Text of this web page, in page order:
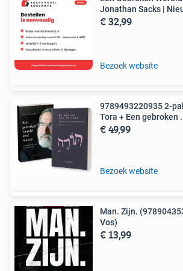
Jonathan Sacks |
€ 32,99
Bezoek website
9789493220935 2-
Tora + Een gebroken
€ 49,99
Bezoek website
Man. Zijn.
Vos)
€ 13,99